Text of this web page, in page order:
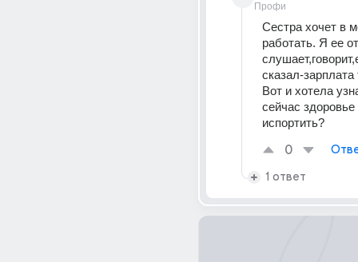
Профи
Сестра хочет в
работать. Я ее
сказал-
Вот и хотела
сейчас здоровье
испортить?
0
1 ответ